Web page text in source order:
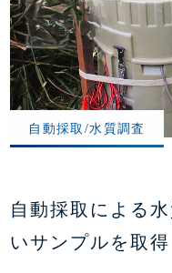
自動採取/水質調査
自動採取による
いサンプルを取得